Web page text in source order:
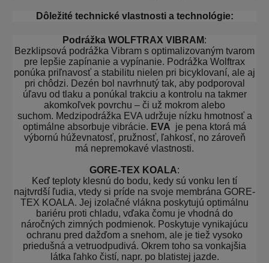
Dôležité technické vlastnosti a technológie:
Podrážka WOLFTRAX VIBRAM:
Bezklipsová podrážka Vibram s optimalizovaným tvarom
pre lepšie zapínanie a vypínanie. Podrážka Wolftrax
ponúka priľnavosť a stabilitu nielen pri bicyklovaní, ale aj
pri chôdzi. Dezén bol navrhnutý tak, aby podporoval
úľavu od tlaku a ponúkal trakciu a kontrolu na takmer
akomkoľvek povrchu – či už mokrom alebo
suchom. Medzipodrážka EVA udržuje nízku hmotnosť a
optimálne absorbuje vibrácie. EVA je pena ktorá má
výbornú húževnatosť, pružnosť, ľahkosť, no zároveň
má nepremokavé vlastnosti.
GORE-TEX KOALA:
Keď teploty klesnú do bodu, kedy sú vonku len tí
najtvrdší ľudia, vtedy si príde na svoje membrána GORE-
TEX KOALA. Jej izolačné vlákna poskytujú optimálnu
bariéru proti chladu, vďaka čomu je vhodná do
náročných zimných podmienok. Poskytuje vynikajúcu
ochranu pred dažďom a snehom, ale je tiež vysoko
priedušná a vetruodpudivá. Okrem toho sa vonkajšia
látka ľahko čistí, napr. po blatistej jazde.